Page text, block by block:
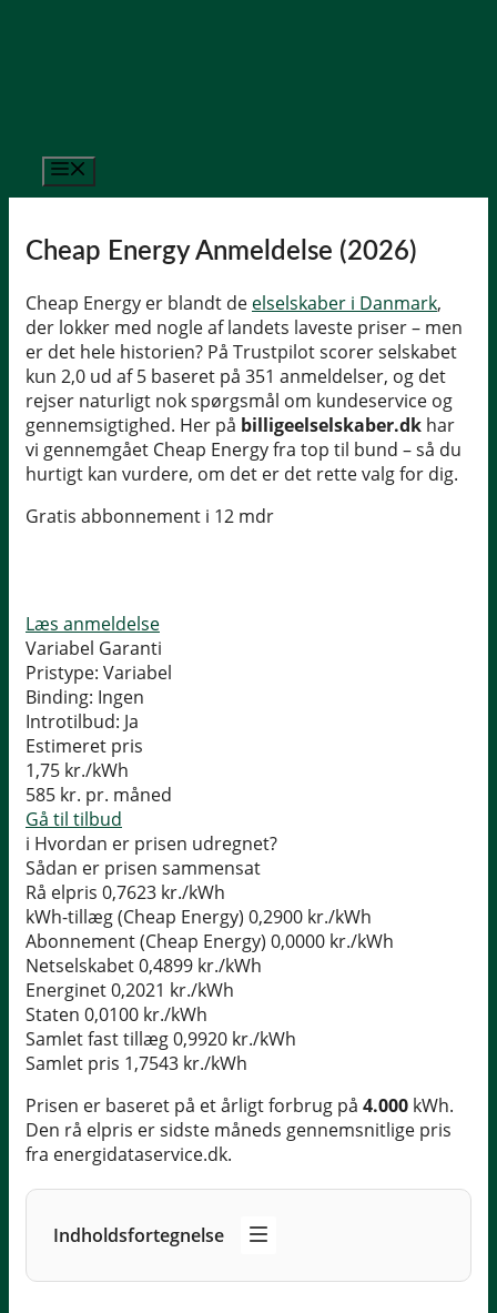
Cheap Energy Anmeldelse (2026)
Cheap Energy er blandt de elselskaber i Danmark,
der lokker med nogle af landets laveste priser – men
er det hele historien? På Trustpilot scorer selskabet
kun 2,0 ud af 5 baseret på 351 anmeldelser, og det
rejser naturligt nok spørgsmål om kundeservice og
gennemsigtighed. Her på billigeelselskaber.dk har
vi gennemgået Cheap Energy fra top til bund – så du
hurtigt kan vurdere, om det er det rette valg for dig.
Gratis abbonnement i 12 mdr
Læs anmeldelse
Variabel Garanti
Pristype: Variabel
Binding: Ingen
Introtilbud: Ja
Estimeret pris
1,75 kr./kWh
585 kr. pr. måned
Gå til tilbud
i Hvordan er prisen udregnet?
Sådan er prisen sammensat
Rå elpris 0,7623 kr./kWh
kWh-tillæg (Cheap Energy) 0,2900 kr./kWh
Abonnement (Cheap Energy) 0,0000 kr./kWh
Netselskabet0,4899 kr./kWh
Energinet0,2021 kr./kWh
Staten 0,0100 kr./kWh
Samlet fast tillæg0,9920 kr./kWh
Samlet pris 1,7543 kr./kWh
Prisen er baseret på et årligt forbrug på 4.000 kWh.
Den rå elpris er sidste måneds gennemsnitlige pris
fra energidataservice.dk.
Indholdsfortegnelse